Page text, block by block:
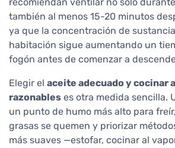
recomiendan ventilar no solo
también al menos 15-20 minutos
ya que la concentración de
habitación sigue aumentando un
fogón antes de comenzar a
Elegir el aceite adecuado y cocinar
razonables es otra medida sencilla.
un punto de humo más alto para
grasas se quemen y priorizar
más suaves —estofar, cocinar al